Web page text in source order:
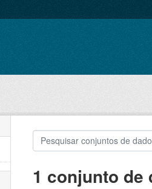
1 conjunto de